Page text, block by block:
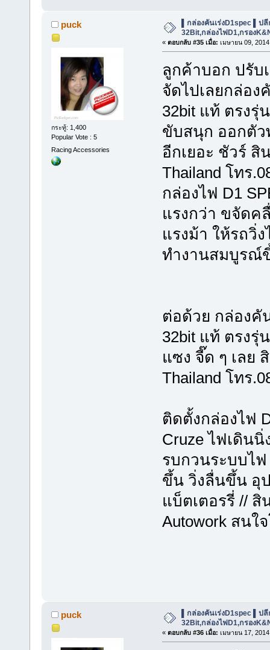
puck
กระทู้: 1,400
Popular Vote : 5
Racing Accessories
▌กล่องคันเร่งD1spec ▌ปลี
32Bit,กล่องไฟD1,กรอง
« ตอบกลับ #35 เมื่อ: เมษายน 09,
ลูกค้าบอก ปรับ
จัดไปเลยกล่อง
32bit แท้ ตรงรุ่
ขับสนุก ออกตัว
อีกเยอะ ชัวร์ สิ
Thailand โทร
กล่องไฟ D1
แรงกว่า ขจัดค
แรงม้า ให้รถ
ทำงานสมบูรณ์
ต่อด้วย กล่องคั
32bit แท้ ตรงรุ่
แซง จี๊ด ๆ เลย
Thailand โทร
ติดตั้งกล่องไฟ
Cruze ไฟเดิน
รบกวนระบบไ
ขึ้น วิ่งลื่นขึ้น อุ
แบ็ตเตอรรี่ // สิ
Autowork สนใ
puck
▌กล่องคันเร่งD1spec ▌ปลี
32Bit,กล่องไฟD1,กรอง
« ตอบกลับ #36 เมื่อ: เมษายน 17,